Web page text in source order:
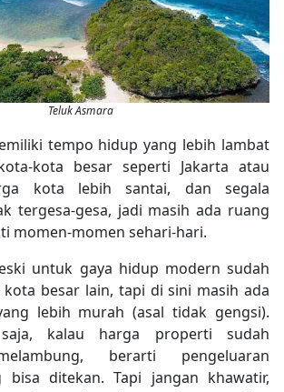
Teluk Asmara
tempo hidup yang lebih lambat
kota besar seperti Jakarta atau
kota lebih santai, dan segala
tergesa-gesa, jadi masih ada ruang
momen-momen sehari-hari.
untuk gaya hidup modern sudah
kota besar lain, tapi di sini masih ada
lebih murah (asal tidak gengsi).
kalau harga properti sudah
berarti pengeluaran
bisa ditekan. Tapi jangan khawatir,